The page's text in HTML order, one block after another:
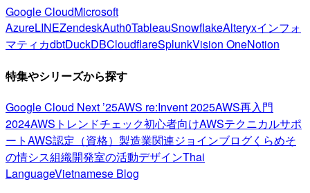
Google CloudMicrosoft
AzureLINEZendeskAuth0TableauSnowflakeAlteryxインフォ
マティカdbtDuckDBCloudflareSplunkVision OneNotion
特集やシリーズから探す
Google Cloud Next ’25AWS re:Invent 2025AWS再入門
2024AWSトレンドチェック初心者向けAWSテクニカルサポ
ートAWS認定（資格） 製造業関連ジョインブログくらめそ
の情シス組織開発室の活動デザインThai
LanguageVietnamese Blog